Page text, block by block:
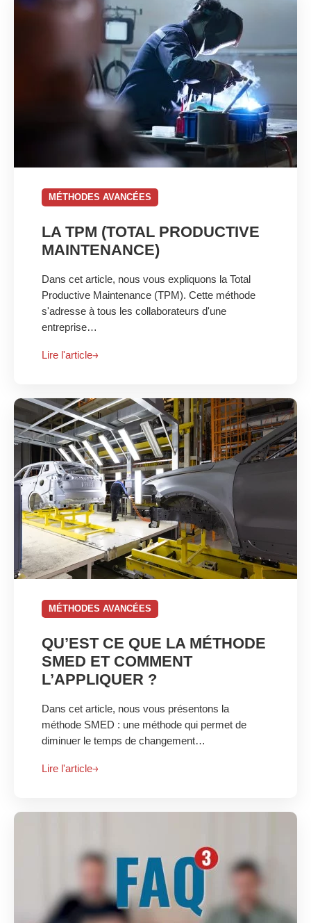
MÉTHODES AVANCÉES
LA TPM (TOTAL PRODUCTIVE
MAINTENANCE)
Dans cet article, nous vous expliquons la Total
Productive Maintenance (TPM). Cette méthode
s'adresse à tous les collaborateurs d'une
entreprise…
Lire l'article
MÉTHODES AVANCÉES
QU’EST CE QUE LA MÉTHODE
SMED ET COMMENT
L’APPLIQUER ?
Dans cet article, nous vous présentons la
méthode SMED : une méthode qui permet de
diminuer le temps de changement…
Lire l'article